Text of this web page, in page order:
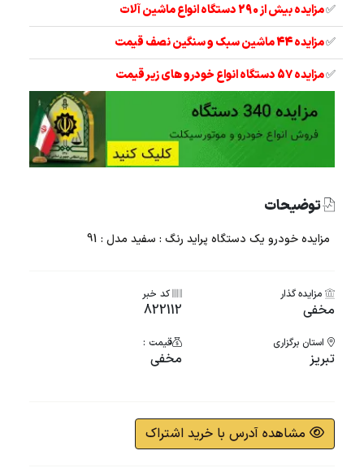
✅مزایده بیش از 290 دستگاه انواع ماشین آلات
✅مزایده 44 ماشین سبک و سنگین نصف قیمت
✅مزایده 57 دستگاه انواع خودرو های زیر قیمت
توضیحات
مزایده خودرو یک دستگاه پراید رنگ : سفید مدل : 91
مزایده گذار
مخفی
کد خبر
822112
استان برگزاری
تبریز
قیمت :
مخفی
مشاهده آدرس با خرید اشتراک